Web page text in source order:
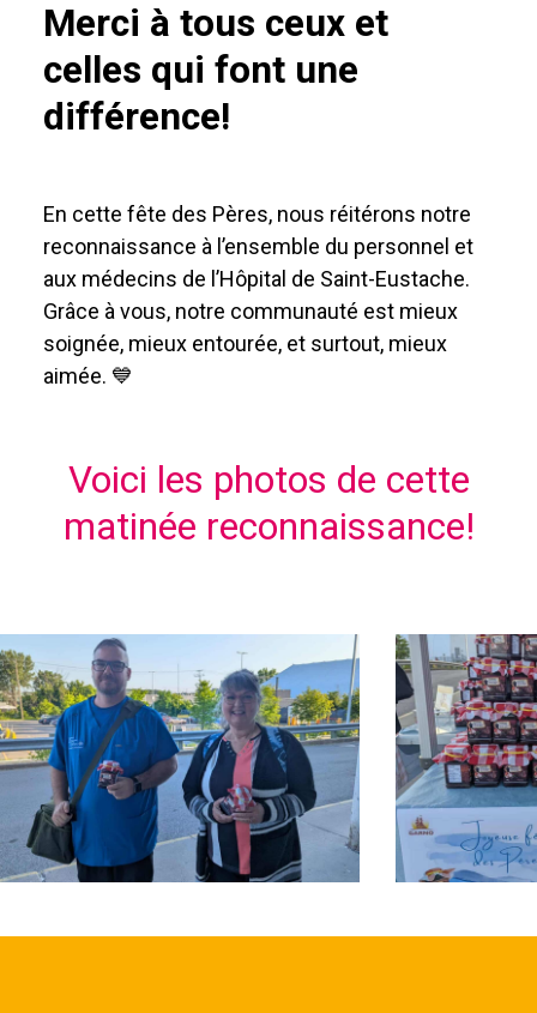
Merci à tous ceux et
celles qui font une
différence!
En cette fête des Pères, nous réitérons notre
reconnaissance à l’ensemble du personnel et
aux médecins de l’Hôpital de Saint-Eustache.
Grâce à vous, notre communauté est mieux
soignée, mieux entourée, et surtout, mieux
aimée. 💙
Voici les photos de cette
matinée reconnaissance!